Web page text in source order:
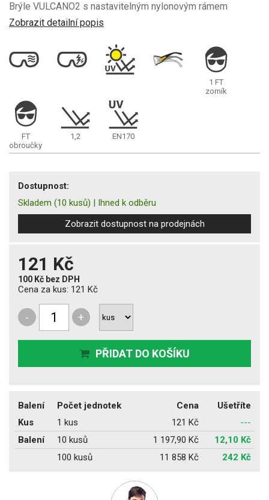
Brýle VULCANO2 s nastavitelným nylonovým rámem
Zobrazit detailní popis
1 FT
zorník
FT
obroučky
1,2 EN170
Dostupnost:
Skladem (10 kusů) | Ihned k odběru
Zobrazit dostupnost na prodejnách
121 Kč
100 Kč bez DPH
Cena za kus: 121 Kč
- +
PŘIDAT DO KOŠÍKU
Balení Počet jednotek Cena
Ušetříte
Kus
1 kus 121 Kč
---
Balení
10 kusů 1 197,90 Kč
12,10 Kč
100 kusů
11 858 Kč 242 Kč